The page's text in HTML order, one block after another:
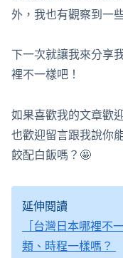
外，我也有觀察到一
下一次就讓我來分享
裡不一樣吧！
如果喜歡我的文章歡
也歡迎留言跟我說你
餃配白飯嗎？🤩
延伸閱讀
［台灣日本哪裡不
類、時程一樣嗎？